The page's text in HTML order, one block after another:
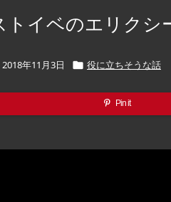
トイベのエリクシ
2018年11月3日  役に立ちそうな話
Pin it